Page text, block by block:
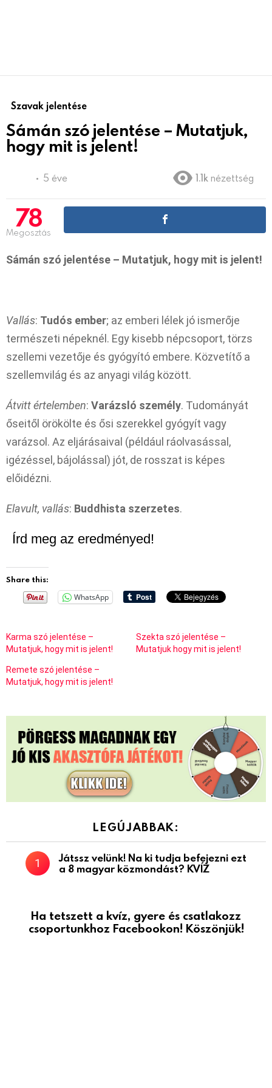
Szavak jelentése
Sámán szó jelentése – Mutatjuk,
hogy mit is jelent!
5 éve 1.1k nézettség
78
Megosztás
Sámán szó jelentése – Mutatjuk, hogy mit is jelent!
Vallás: Tudós ember; az emberi lélek jó ismerője
természeti népeknél. Egy kisebb népcsoport, törzs
szellemi vezetője és gyógyító embere. Közvetítő a
szellemvilág és az anyagi világ között.
Átvitt értelemben: Varázsló személy. Tudományát
őseitől örökölte és ősi szerekkel gyógyít vagy
varázsol. Az eljárásaival (például ráolvasással,
igézéssel, bájolással) jót, de rosszat is képes
előidézni.
Elavult, vallás: Buddhista szerzetes.
Írd meg az eredményed!
Share this:
WhatsApp
Karma szó jelentése –
Mutatjuk, hogy mit is jelent!
Szekta szó jelentése –
Mutatjuk hogy mit is jelent!
Remete szó jelentése –
Mutatjuk, hogy mit is jelent!
LEGÚJABBAK:
Játssz velünk! Na ki tudja befejezni ezt
a 8 magyar közmondást? KVÍZ
Ha tetszett a kvíz, gyere és csatlakozz
csoportunkhoz Facebookon! Köszönjük!